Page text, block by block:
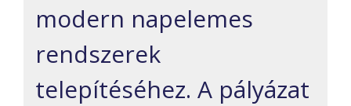
modern napelemes
rendszerek
telepítéséhez. A pályázat